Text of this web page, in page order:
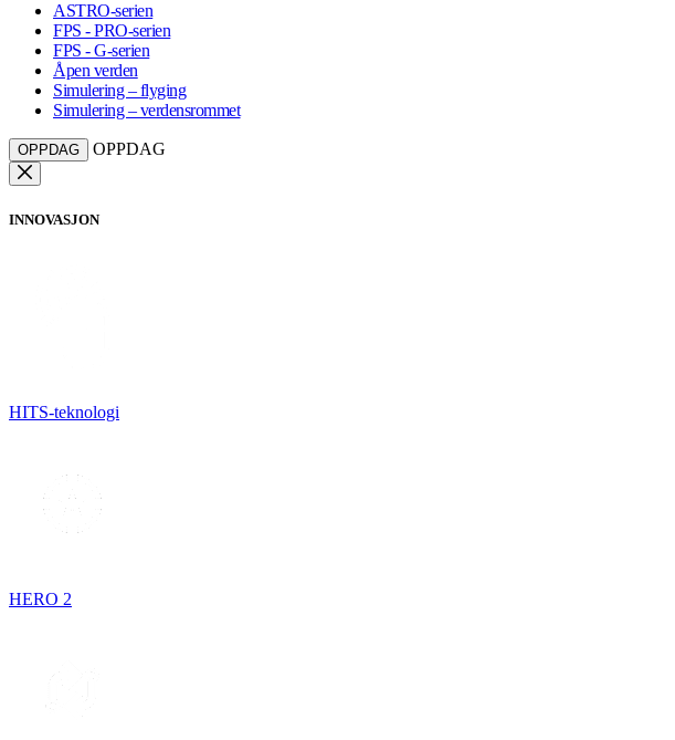
ASTRO-serien
FPS - PRO-serien
FPS - G-serien
Åpen verden
Simulering – flyging
Simulering – verdensrommet
OPPDAG OPPDAG
INNOVASJON
HITS-teknologi
HERO 2